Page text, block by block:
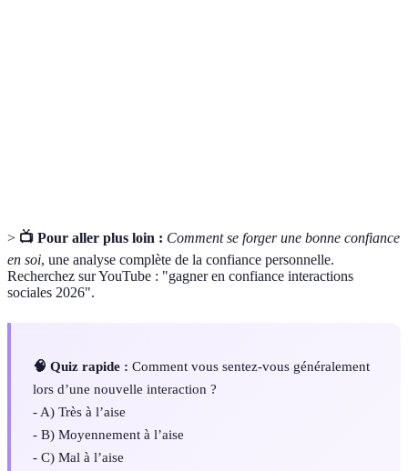
> 📺 Pour aller plus loin : Comment se forger une bonne confiance
en soi, une analyse complète de la confiance personnelle.
Recherchez sur YouTube : "gagner en confiance interactions
sociales 2026".
🧠 Quiz rapide : Comment vous sentez-vous généralement
lors d’une nouvelle interaction ?
- A) Très à l’aise
- B) Moyennement à l’aise
- C) Mal à l’aise